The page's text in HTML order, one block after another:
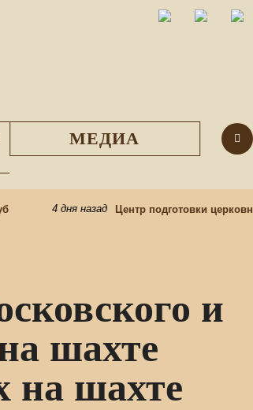
МЕДИА
4 дня назад Центр подготовки
и
шахте
на шахте